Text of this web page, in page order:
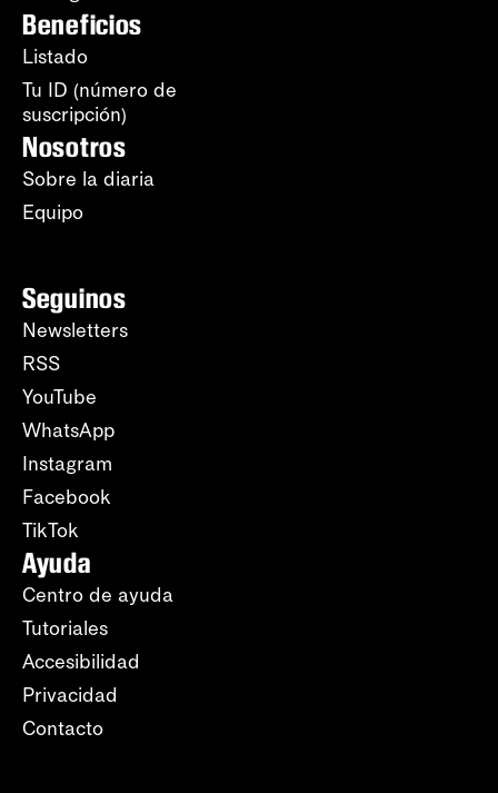
Beneficios
Listado
Tu ID (número de
suscripción)
Nosotros
Sobre la diaria
Equipo
Seguinos
Newsletters
RSS
YouTube
WhatsApp
Instagram
Facebook
TikTok
Ayuda
Centro de ayuda
Tutoriales
Accesibilidad
Privacidad
Contacto